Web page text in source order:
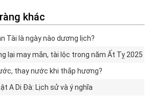
khác
Tài là ngày nào dương lịch?
lại may mắn, tài lộc trong năm Ất Tỵ 2025
thay nước khi thắp hương?
A Di Đà: Lịch sử và ý nghĩa